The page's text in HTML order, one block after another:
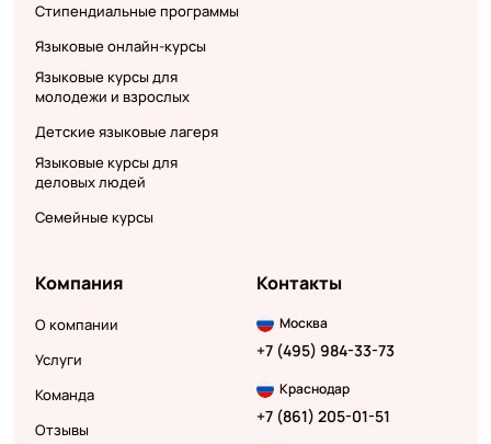
Стипендиальные программы
Языковые онлайн-курсы
Языковые курсы для
молодежи и взрослых
Детские языковые лагеря
Языковые курсы для
деловых людей
Семейные курсы
Компания
О компании
Услуги
Команда
Отзывы
Контакты
Москва
+7 (495) 984-33-73
Краснодар
+7 (861) 205-01-51